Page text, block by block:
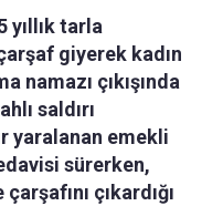
yıllık tarla
giyerek kadın
namazı çıkışında
saldırı
yaralanan emekli
sürerken,
çıkardığı